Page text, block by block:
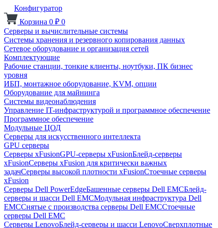
Конфигуратор
Корзина 0 ₽ 0
Серверы и вычислительные системы
Системы хранения и резервного копирования данных
Сетевое оборудование и организация сетей
Комплектующие
Рабочие станции, тонкие клиенты, ноутбуки, ПК бизнес
уровня
ИБП, монтажное оборудование, KVM, опции
Оборудование для майнинга
Системы видеонаблюдения
Управление IT-инфраструктурой и программное обеспечение
Программное обеспечение
Модульные ЦОД
Серверы для искусственного интеллекта
GPU серверы
Серверы xFusionGPU-серверы xFusionБлейд-серверы
xFusionСерверы xFusion для критически важных
задачСерверы высокой плотности xFusionСтоечные серверы
xFusion
Серверы Dell PowerEdgeБашенные серверы Dell EMCБлейд-
серверы и шасси Dell EMCМодульная инфраструктура Dell
EMCСнятые с производства серверы Dell EMCСтоечные
серверы Dell EMC
Серверы LenovoБлейд-серверы и шасси LenovoСверхплотные